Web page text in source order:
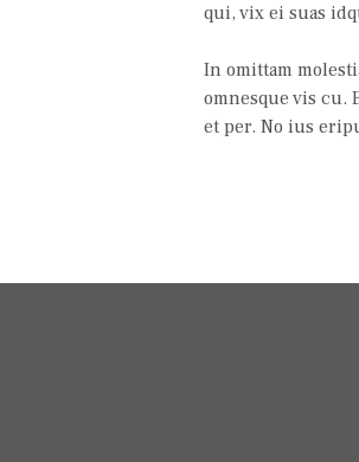
qui, vix ei suas
In omittam
omnesque vis cu.
et per. No ius